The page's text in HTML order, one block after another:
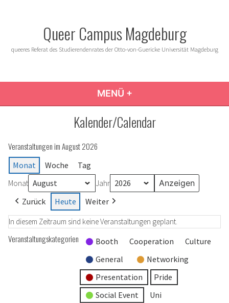
Queer Campus Magdeburg
queeres Referat des Studierendenrates der Otto-von-Guericke Universität Magdeburg
MENÜ +
Kalender/Calendar
Veranstaltungen im August 2026
Monat Woche Tag
Monat Jahr
Zurück Heute Weiter
In diesem Zeitraum sind keine Veranstaltungen geplant.
Veranstaltungskategorien Booth Cooperation
Culture
General
Networking
Presentation
Pride
Social Event
Uni